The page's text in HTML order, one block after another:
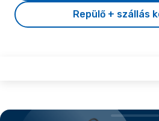
Repülő + szállás